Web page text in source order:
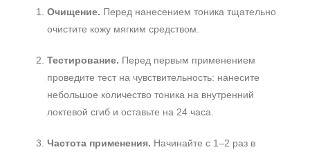
Очищение. Перед нанесением тоника тщательно
очистите кожу мягким средством.
Тестирование. Перед первым применением
проведите тест на чувствительность: нанесите
небольшое количество тоника на внутренний
локтевой сгиб и оставьте на 24 часа.
Частота применения. Начинайте с 1–2 раз в